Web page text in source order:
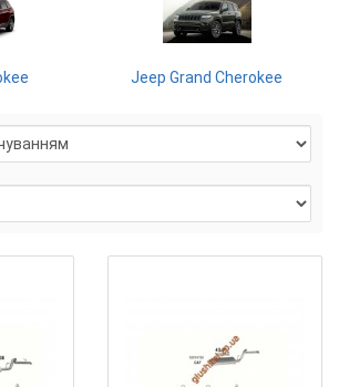
Jeep Grand Cherokee